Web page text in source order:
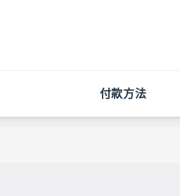
付款方法